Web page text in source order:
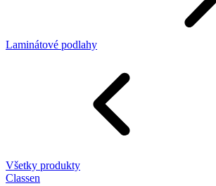
Laminátové podlahy
Všetky produkty
Classen